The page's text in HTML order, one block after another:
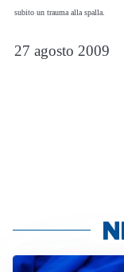
subito un trauma alla spalla.
27 agosto 2009